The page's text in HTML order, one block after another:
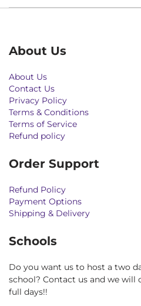
About Us
About Us
Contact Us
Privacy Policy
Terms & Conditions
Terms of Service
Refund policy
Order Support
Refund Policy
Payment Options
Shipping & Delivery
Schools
Do you want us to host a two
school? Contact us and we
full days!!